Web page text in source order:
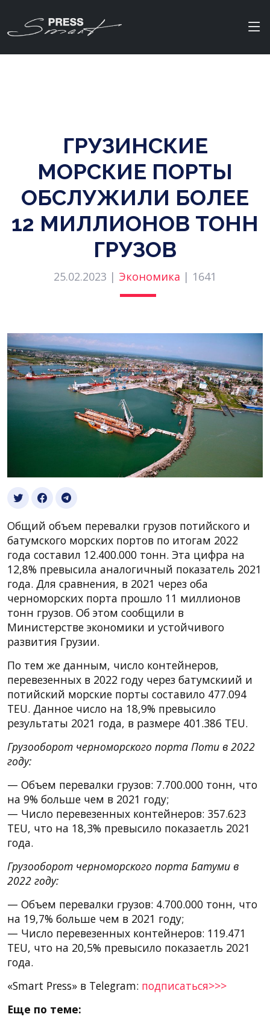
ГРУЗИНСКИЕ
МОРСКИЕ ПОРТЫ
ОБСЛУЖИЛИ БОЛЕЕ
12 МИЛЛИОНОВ ТОНН
ГРУЗОВ
25.02.2023 | Экономика | 1641
Общий объем перевалки грузов потийского и
батумского морских портов по итогам 2022
года составил 12.400.000 тонн. Эта цифра на
12,8% превысила аналогичный показатель 2021
года. Для сравнения, в 2021 через оба
черноморских порта прошло 11 миллионов
тонн грузов. Об этом сообщили в
Министерстве экономики и устойчивого
развития Грузии.
По тем же данным, число контейнеров,
перевезенных в 2022 году через батумскиий и
потийский морские порты составило 477.094
TEU. Данное число на 18,9% превысило
результаты 2021 года, в размере 401.386 TEU.
Грузооборот черноморского порта Поти в 2022
году:
— Объем перевалки грузов: 7.700.000 тонн, что
на 9% больше чем в 2021 году;
— Число перевезенных контейнеров: 357.623
TEU, что на 18,3% превысило показаетль 2021
года.
Грузооборот черноморского порта Батуми в
2022 году:
— Объем перевалки грузов: 4.700.000 тонн, что
на 19,7% больше чем в 2021 году;
— Число перевезенных контейнеров: 119.471
TEU, что на 20,5% превысило показаетль 2021
года.
«Smart Press» в Telegram: подписаться>>>
Еще по теме: